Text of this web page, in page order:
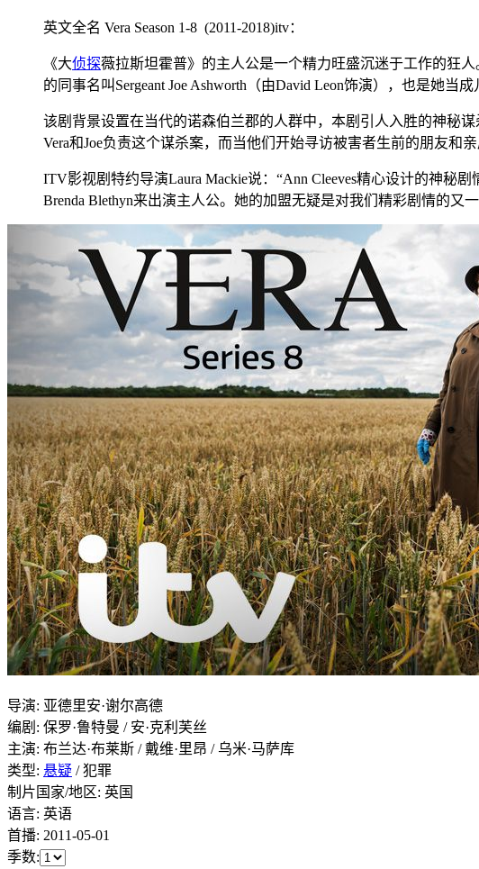
英文全名 Vera Season 1-8 (2011-2018)itv：
《大侦探薇拉斯坦霍普》的主人公是一个精力旺盛沉迷于工作的狂
的同事名叫Sergeant Joe Ashworth（由David Leon饰演），也是她
该剧背景设置在当代的诺森伯兰郡的人群中，本剧引人入胜的神秘
Vera和Joe负责这个谋杀案，而当他们开始寻访被害者生前的朋友和
ITV影视剧特约导演Laura Mackie说：“Ann Cleeves精心设计的神
Brenda Blethyn来出演主人公。她的加盟无疑是对我们精彩剧情的又一
导演: 亚德里安·谢尔高德
编剧 : 保罗·鲁特曼 / 安·克利芙丝
主演: 布兰达·布莱斯 / 戴维·里昂 / 乌米·马萨库
类型: 悬疑 / 犯罪
制片国家/地区: 英国
语言: 英语
首播: 2011-05-01
季数: